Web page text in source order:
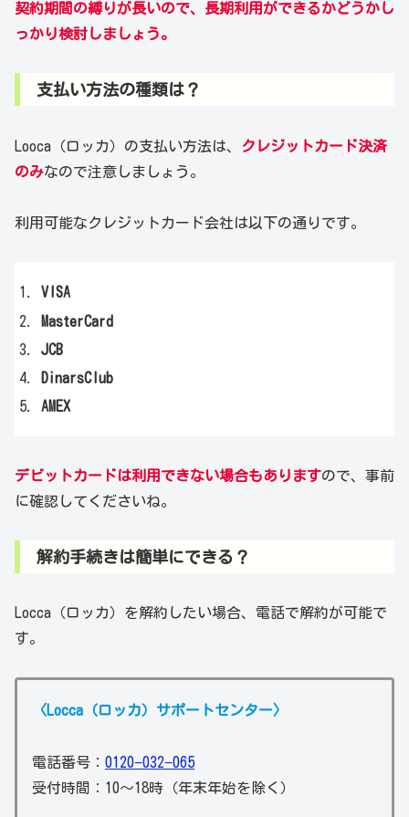
契約期間の縛りが長いので、長期利用ができるかどうかし
っかり検討しましょう。
支払い方法の種類は？
Looca（ロッカ）の支払い方法は、
クレジットカード決済
のみなので注意しましょう。
利用可能なクレジットカード会社は以下の通りです。
VISA
MasterCard
JCB
DinarsClub
AMEX
デビットカードは利用できない場合もありますので、事前
に確認してくださいね。
解約手続きは簡単にできる？
Locca（ロッカ）を解約したい場合、電話で解約が可能で
す。
〈Locca（ロッカ）サポートセンター〉
電話番号： 0120−032−065
受付時間：10〜18時（年末年始を除く）